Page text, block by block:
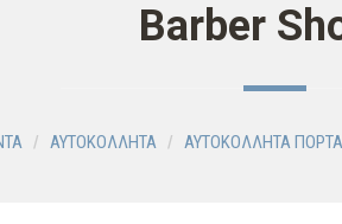
Barber
ΑΥΤΟΚΟΛΛΗΤΑ ΑΥΤΟΚΟΛΛΗΤΑ